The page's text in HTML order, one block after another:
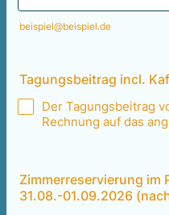
beispiel@beispiel.de
Tagungsbeitrag incl.
Der Tagungsbeitrag
Rechnung auf das
Zimmerreservierung im
31.08.-01.09.2026